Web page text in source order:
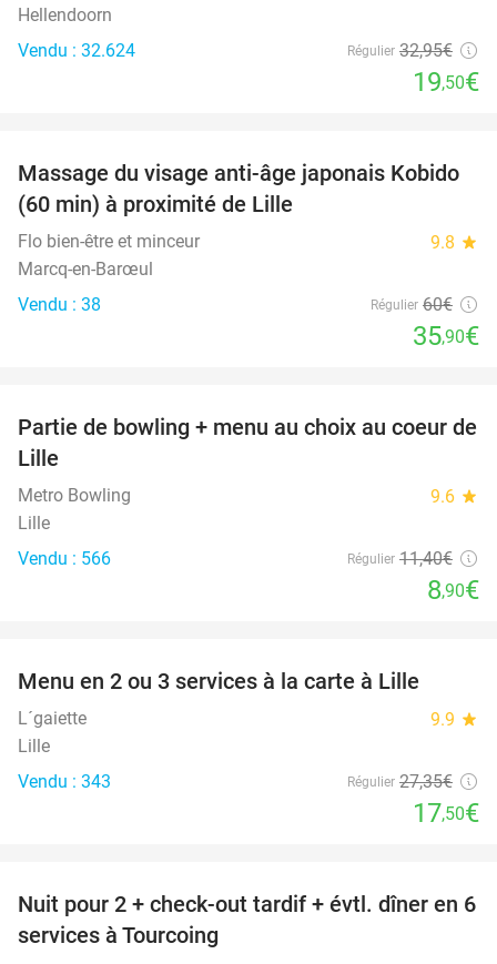
Hellendoorn
Vendu : 32.624
Régulier 32,95€
19,50€
40%
Massage du visage anti-âge japonais Kobido
(60 min) à proximité de Lille
Flo bien-être et minceur 9.8 star
Marcq-en-Barœul
Vendu : 38
Régulier 60€
35,90€
22%
Partie de bowling + menu au choix au coeur de
Lille
Metro Bowling 9.6 star
Lille
Vendu : 566
Régulier 11,40€
8,90€
Menu en 2 ou 3 services à la carte à Lille
L´gaiette 9.9 star
Lille
Vendu : 343
Régulier 27,35€
17,50€
32%
Nuit pour 2 + check-out tardif + évtl. dîner en 6
services à Tourcoing